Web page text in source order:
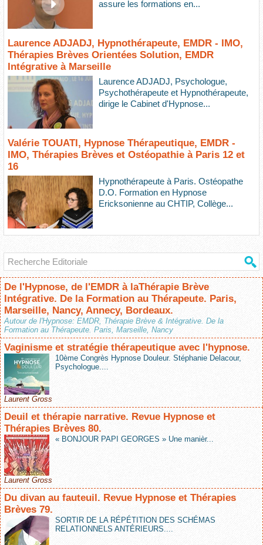
assure les formations en...
Laurence ADJADJ, Hypnothérapeute, EMDR - IMO,
Thérapies Brèves Orientées Solution, EMDR
Intégrative à Marseille
Laurence ADJADJ, Psychologue,
Psychothérapeute et Hypnothérapeute,
dirige le Cabinet d'Hypnose...
Valérie TOUATI, Hypnose Thérapeutique, EMDR -
IMO, Thérapies Brèves et Ostéopathie à Paris 12 et
16
Hypnothérapeute à Paris. Ostéopathe
D.O. Formation en Hypnose
Ericksonienne au CHTIP, Collège...
De l'Hypnose, de l'EMDR à laThérapie Brève
Intégrative. De la Formation au Thérapeute. Paris,
Marseille, Nancy, Annecy, Bordeaux.
Autour de l'Hypnose: EMDR, Thérapie Brève & Intégrative. De la
Formation au Thérapeute. Paris, Marseille, Nancy
Vaginisme et stratégie thérapeutique avec l'hypnose.
10ème Congrès Hypnose Douleur. Stéphanie Delacour,
Psychologue....
Laurent Gross
Deuil et thérapie narrative. Revue Hypnose et
Thérapies Brèves 80.
« BONJOUR PAPI GEORGES » Une manièr...
Laurent Gross
Du divan au fauteuil. Revue Hypnose et Thérapies
Brèves 79.
SORTIR DE LA RÉPÉTITION DES SCHÉMAS
RELATIONNELS ANTÉRIEURS....